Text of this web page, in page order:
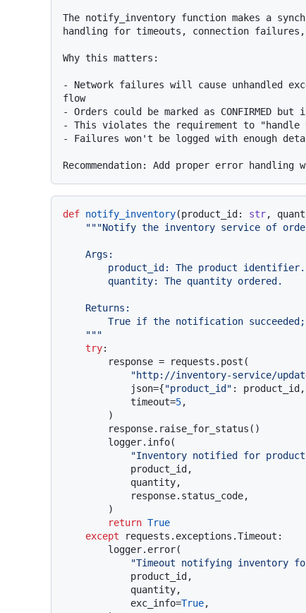
The notify_inventory function makes a
handling for timeouts, connection failures,
Why this matters:
- Network failures will cause unhandled
flow
- Orders could be marked as CONFIRMED
- This violates the requirement to "handle
- Failures won't be logged with enough
def notify_inventory(product_id: str,
"""Notify the inventory service of
    """
try:
"http://inventory-service/
            json={
"product_id" : product_id,
            timeout=
5,
"Inventory notified for product
return True
except requests.exceptions.Timeout:
"Timeout notifying inventory
            exc_info=
True,